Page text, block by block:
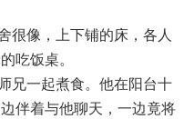
像，上下铺的床，各人
吃饭桌。
一起煮食。他在阳台十
伴着与他聊天，一边竟将